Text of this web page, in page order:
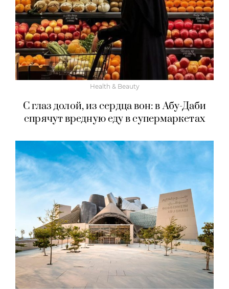
Health & Beauty
С глаз долой, из сердца вон: в Абу-Даби
спрячут вредную еду в супермаркетах